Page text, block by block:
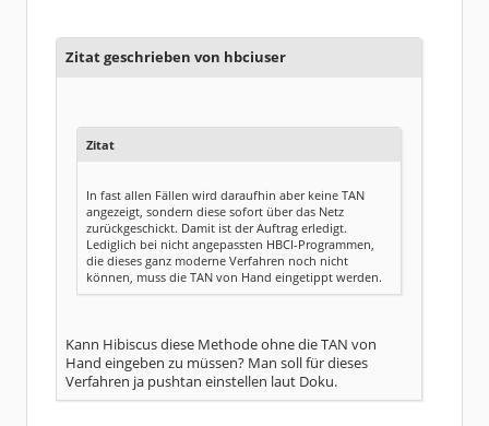
Zitat geschrieben von hbciuser
Zitat
In fast allen Fällen wird daraufhin aber keine TAN
angezeigt, sondern diese sofort über das Netz
zurückgeschickt. Damit ist der Auftrag erledigt.
Lediglich bei nicht angepassten HBCI-Programmen,
die dieses ganz moderne Verfahren noch nicht
können, muss die TAN von Hand eingetippt werden.
Kann Hibiscus diese Methode ohne die TAN von
Hand eingeben zu müssen? Man soll für dieses
Verfahren ja pushtan einstellen laut Doku.